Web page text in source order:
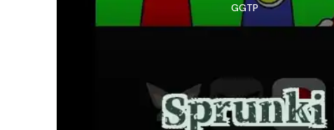
GGTP